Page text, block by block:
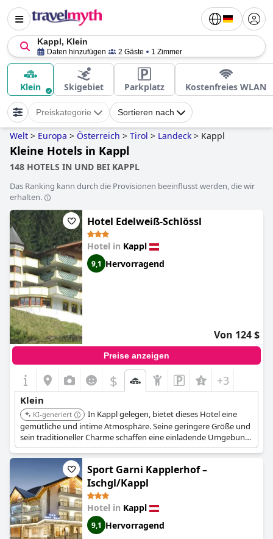
Kappl, Klein
Daten hinzufügen 2 Gäste 1 Zimmer
Klein Skigebiet Parkplatz Kostenfreies WLAN
Preiskategorie Sortieren nach
Welt > Europa > Österreich > Tirol > Landeck > Kappl
Kleine Hotels in Kappl
148 HOTELS IN UND BEI KAPPL
Das Ranking kann durch die Provisionen beeinflusst werden, die wir
erhalten.
Hotel Edelweiß-Schlössl
Hotel in Kappl
9,1 Hervorragend
Von 124 $
Preise anzeigen
$ +3
Klein
KI-generiert
In Kappl gelegen, bietet dieses Hotel eine
gemütliche und intime Atmosphäre. Seine geringere Größe und
sein traditioneller Charme schaffen eine einladende Umgebung
für die Gäste.
Sport Garni Kapplerhof –
Ischgl/Kappl
Hotel in Kappl
9,1 Hervorragend